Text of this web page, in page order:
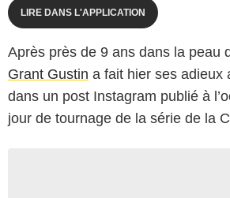
LIRE DANS L'APPLICATION
Après près de 9 ans dans la peau
Grant Gustin a fait hier ses adieux
dans un post Instagram publié à
jour de tournage de la série de la